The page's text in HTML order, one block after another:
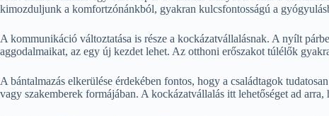
kimozduljunk a komfortzónánkból, gyakran kulcsfontosságú a
A kommunikáció változtatása is része a kockázatvállalásnak. A nyílt
aggodalmaikat, az egy új kezdet lehet. Az otthoni erőszakot túlélők
A bántalmazás elkerülése érdekében fontos, hogy a családtagok
vagy szakemberek formájában. A kockázatvállalás itt lehetőséget ad